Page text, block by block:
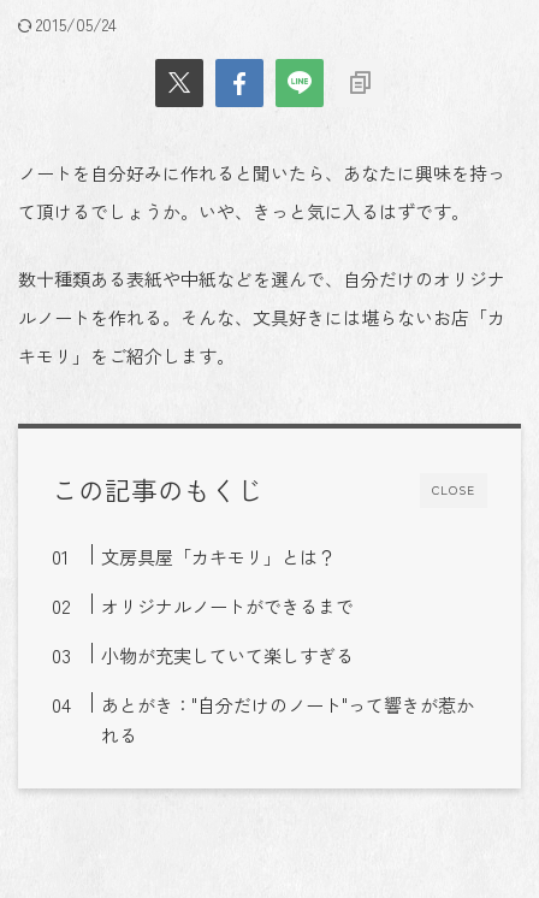
2015/05/24
ノートを自分好みに作れると聞いたら、あなたに興味を持っ
て頂けるでしょうか。いや、きっと気に入るはずです。
数十種類ある表紙や中紙などを選んで、自分だけのオリジナ
ルノートを作れる。そんな、文具好きには堪らないお店「カ
キモリ」をご紹介します。
CLOSE
この記事のもくじ
文房具屋「カキモリ」とは？
オリジナルノートができるまで
小物が充実していて楽しすぎる
あとがき："自分だけのノート"って響きが惹か
れる